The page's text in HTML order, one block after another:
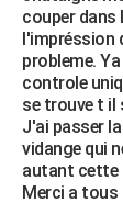
Guides de
Escapades
Patrimoine
Expositions
Musées
Week-end nature
+LIFESTYLE
Art de vivre
Bien-être
Loisirs
Mode
Modes de vie
SANTE
Alimentation
Guide de la santé
Maladies
Médicaments
Sommeil
VOYAGE
Destinations
City break
Voyage nature
Voyage de noces
Forum
Climat
+PHOTO
GUIDES
couper dans
l'impréssion
probleme.
controle
se trouve t il
J'ai passer
vidange qui
autant cette
Merci a tous